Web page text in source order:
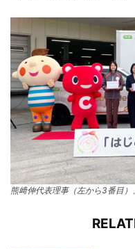
熊﨑伸代表理事（左から3番目）